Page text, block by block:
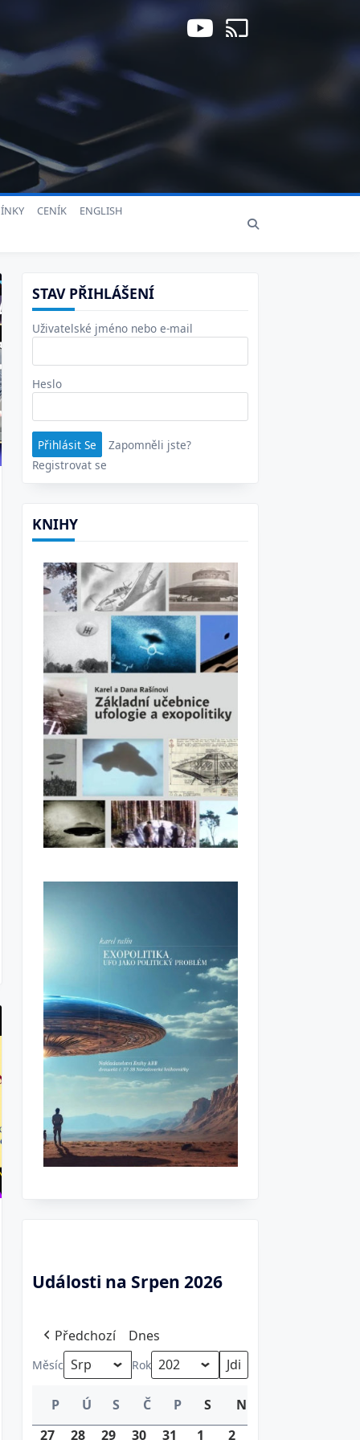
CENÍK
ENGLISH
STAV PŘIHLÁŠENÍ
Uživatelské jméno nebo e-mail
Heslo
Zapomněli jste?
Registrovat se
KNIHY
Události na Srpen 2026
Předchozí Dnes
Měsíc Rok
P
Pondělí
Ú
Úterý
S
Středa
Č
Čtvrtek
P
Pátek
S
Sobota
N
27 27.28 28.29 29.30 30.31 1 2